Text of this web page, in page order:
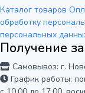
Каталог товаров
обработку
персональных
Получение
Самовывоз: г.
График работы: